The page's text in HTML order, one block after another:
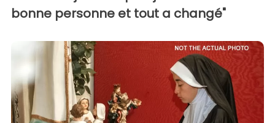
bonne personne et tout a changé"